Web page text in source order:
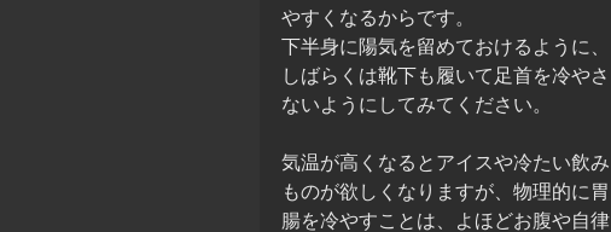
やすくなるからです。
下半身に陽気を留めておけるように、
しばらくは靴下も履いて足首を冷やさ
ないようにしてみてください。
気温が高くなるとアイスや冷たい飲み
ものが欲しくなりますが、物理的に胃
腸を冷やすことは、よほどお腹や自律